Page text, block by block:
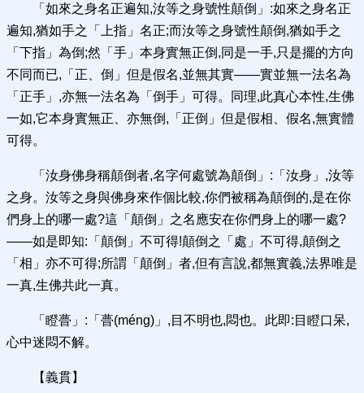
「如來之身名正遍知,汝等之身號性顛倒」:如來之身名正
遍知,猶如手之「上指」名正;而汝等之身號性顛倒,猶如手之
「下指」為倒;然「手」本身實無正倒,同是一手,只是擺的方向
不同而已,「正、倒」但是假名,並無其實——實並無一法名為
「正手」,亦無一法名為「倒手」可得。同理,此真心本性,生佛
一如,它本身實無正、亦無倒,「正倒」但是假相、假名,無實體
可得。
「汝身佛身稱顛倒者,名字何處號為顛倒」:「汝身」,汝等
之身。汝等之身與佛身來作個比較,你們被稱為顛倒的,是在你
們身上的哪一處?這「顛倒」之名應安在你們身上的哪一處?
——如是即知:「顛倒」不可得!顛倒之「處」不可得,顛倒之
「相」亦不可得;所謂「顛倒」者,但有言說,都無實義,法界唯是
一真,生佛共此一真。
「瞪瞢」:「瞢(méng)」,目不明也,悶也。此即:目瞪口呆,
心中迷悶不解。
【義貫】